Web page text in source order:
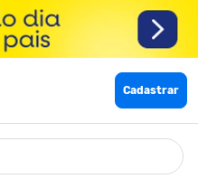
Cadastrar